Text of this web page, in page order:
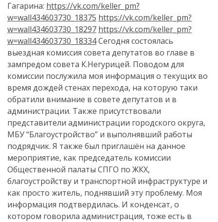
Гагарина: https://vk.com/keller_pm?
w=wall434603730_18375 https://vk.com/keller_pm?
w=wall434603730_18297 https://vk.com/keller_pm?
w=wall434603730_18334Сегодня состоялась
выездная комиссия совета депутатов во главе в
зампредом совета К.Негурицей. Поводом для
комиссии послужила моя информация о текущих во
время дождей стенах перехода, на которую таки
обратили внимание в совете депутатов и в
администрации. Также присутствовали
представители администрации городского округа,
МБУ “Благоустройство” и выполнявший работы
подрядчик. Я также был приглашён на данное
мероприятие, как председатель комиссии
Общественной палаты СПГО по ЖКХ,
благоустройству и транспортной инфраструктуре и
как просто житель, поднявший эту проблему. Моя
информация подтвердилась. И конденсат, о
котором говорила администрация, тоже есть в